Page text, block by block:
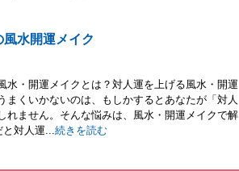
水開運メイク
水・開運メイクとは？対人運を上げる風水・開運
まくいかないのは、もしかするとあなたが「対人
れません。そんな悩みは、風水・開運メイクで解
と対人運...続きを読む